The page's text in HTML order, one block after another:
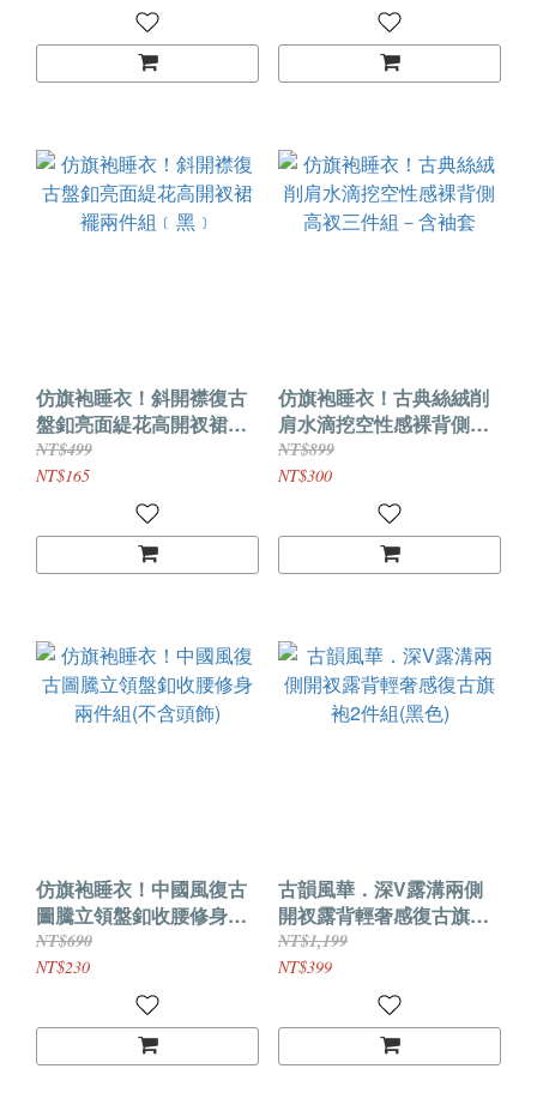
仿旗袍睡衣！斜開襟復古
盤釦亮面緹花高開衩裙襬
兩件組﹝黑﹞
NT$499
NT$165
仿旗袍睡衣！古典絲絨削
肩水滴挖空性感裸背側高
衩三件組－含袖套
NT$899
NT$300
仿旗袍睡衣！中國風復古
圖騰立領盤釦收腰修身兩
件組(不含頭飾)
NT$690
NT$230
古韻風華．深V露溝兩側
開衩露背輕奢感復古旗袍2
件組(黑色)
NT$1,199
NT$399